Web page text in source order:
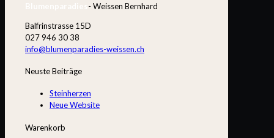
- Weissen Bernhard
Balfrinstrasse 15D
027 946 30 38
info@blumenparadies-weissen.ch
Neuste Beiträge
Steinherzen
Neue Website
Warenkorb